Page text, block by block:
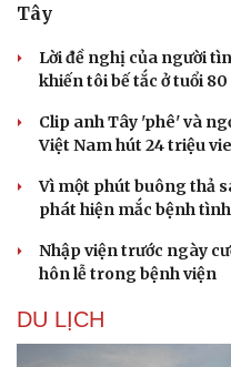
Tây
Lời đề nghị của người
khiến tôi bế tắc ở tuổi 80
Clip anh Tây 'phê' và
Việt Nam hút 24 triệu
Vì một phút buông thả
phát hiện mắc bệnh
Nhập viện trước ngày
hôn lễ trong bệnh viện
DU LỊCH